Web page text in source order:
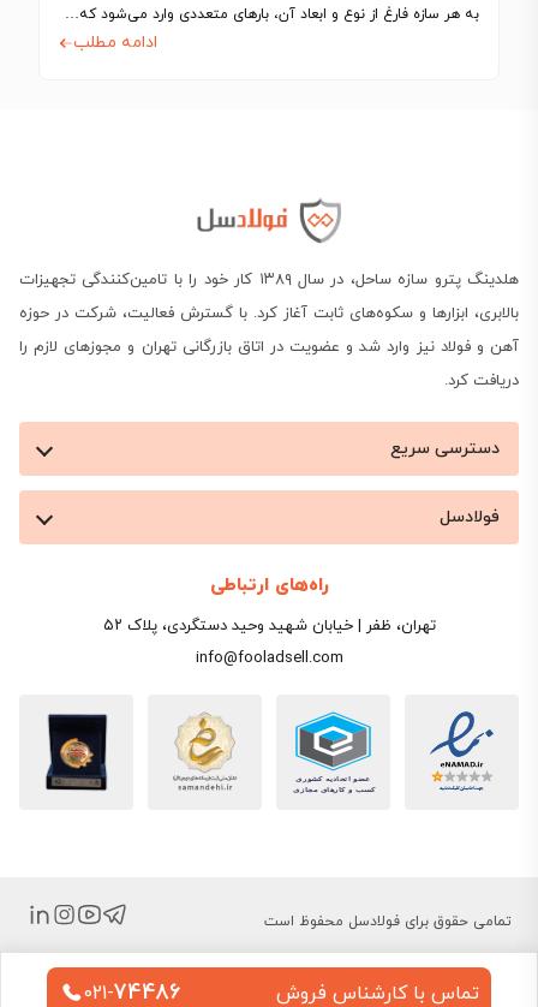
به هر سازه فارغ از نوع و ابعاد آن، بارهای متعددی وارد می‌شود که…
ادامه مطلب
هلدینگ پترو سازه ساحل، در سال ۱۳۸۹ کار خود را با تامین‌کنندگی تجهیزات
بالابری، ابزارها و سکوه‌های ثابت آغاز کرد. با گسترش فعالیت، شرکت در حوزه
آهن و فولاد نیز وارد شد و عضویت در اتاق بازرگانی تهران و مجوزهای لازم را
دریافت کرد.
دسترسی سریع
فولادسل
راه‌های ارتباطی
تهران، ظفر | خیابان شهید وحید دستگردی، پلاک ۵۲
info@fooladsell.com
تمامی حقوق برای فولادسل محفوظ است
تماس با کارشناس فروش 021-74486